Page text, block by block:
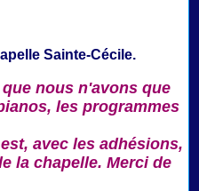
Sainte-Cécile.
nous n'avons que
les programmes
avec les adhésions,
la chapelle. Merci de